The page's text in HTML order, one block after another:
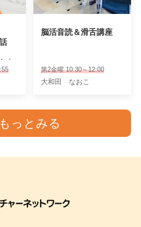
）
脳活音読＆滑舌講座
第2金曜 10:30～12:00
大和田 なおこ
もっとみる